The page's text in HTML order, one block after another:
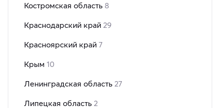
Костромская область 8
Краснодарский край 29
Красноярский край 7
Крым 10
Ленинградская область 27
Липецкая область 2